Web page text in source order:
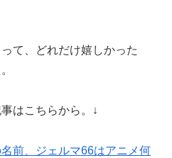
て、どれだけ嬉しかった
はこちらから。↓
前、ジェルマ66はアニメ何